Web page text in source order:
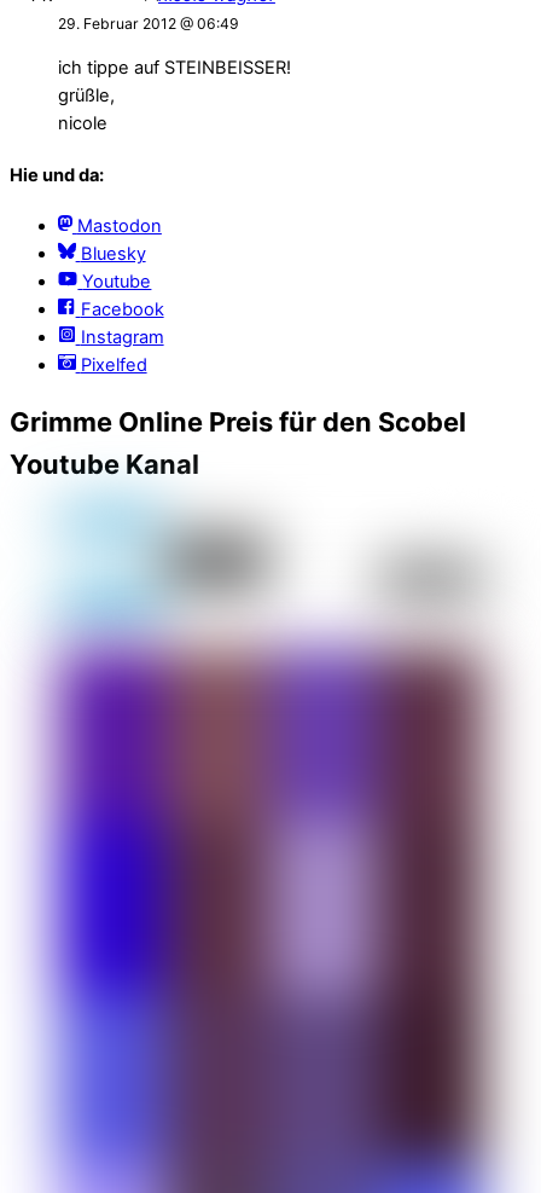
29. Februar 2012 @ 06:49
ich tippe auf STEINBEISSER!
grüßle,
nicole
Hie und da:
Mastodon
Bluesky
Youtube
Facebook
Instagram
Pixelfed
Grimme Online Preis für den Scobel
Youtube Kanal